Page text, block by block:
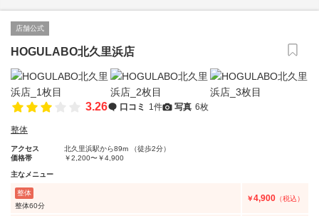
店舗公式
HOGULABO北久里浜店
3.26 口コミ 1件 写真 6枚
整体
アクセス
北久里浜駅から89m （徒歩2分）
価格帯
￥2,200〜￥4,900
主なメニュー
整体
整体60分
￥4,900 （税込）